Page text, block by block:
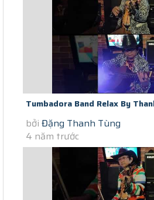
Tumbadora Band Relax By
Saigon Social Distance Let It...
bởi Đặng Thanh Tùng
4 năm trước